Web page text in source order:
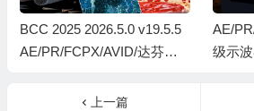
BCC 2025 2026.5.0 v19.5.5
AE/PR/FCPX/AVID/达芬奇
n/Mac Intel/M芯片
AE/
级示
上一篇